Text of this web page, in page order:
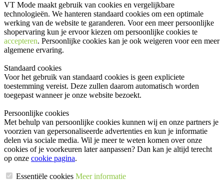
VT Mode maakt gebruik van cookies en vergelijkbare
technologieën. We hanteren standaard cookies om een optimale
werking van de website te garanderen. Voor een meer persoonlijke
shopervaring kun je ervoor kiezen om persoonlijke cookies te
accepteren. Persoonlijke cookies kan je ook weigeren voor een meer
algemene ervaring.
Standaard cookies
Voor het gebruik van standaard cookies is geen expliciete
toestemming vereist. Deze zullen daarom automatisch worden
toegepast wanneer je onze website bezoekt.
Persoonlijke cookies
Met behulp van persoonlijke cookies kunnen wij en onze partners je
voorzien van gepersonaliseerde advertenties en kun je informatie
delen via sociale media. Wil je meer te weten komen over onze
cookies of je voorkeuren later aanpassen? Dan kan je altijd terecht
op onze cookie pagina.
Essentiële cookies Meer informatie